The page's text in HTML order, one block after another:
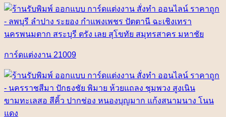
การ์ดแต่งงาน 21009